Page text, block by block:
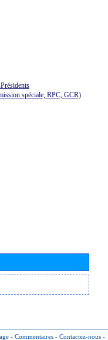
spéciale, RPC, GCR)
- Commentaires - Contactez-nous -